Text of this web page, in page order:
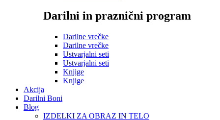
Darilni in praznični program
Darilne vrečke
Darilne vrečke
Ustvarjalni seti
Ustvarjalni seti
Knjige
Knjige
Akcija
Darilni Boni
Blog
IZDELKI ZA OBRAZ IN TELO